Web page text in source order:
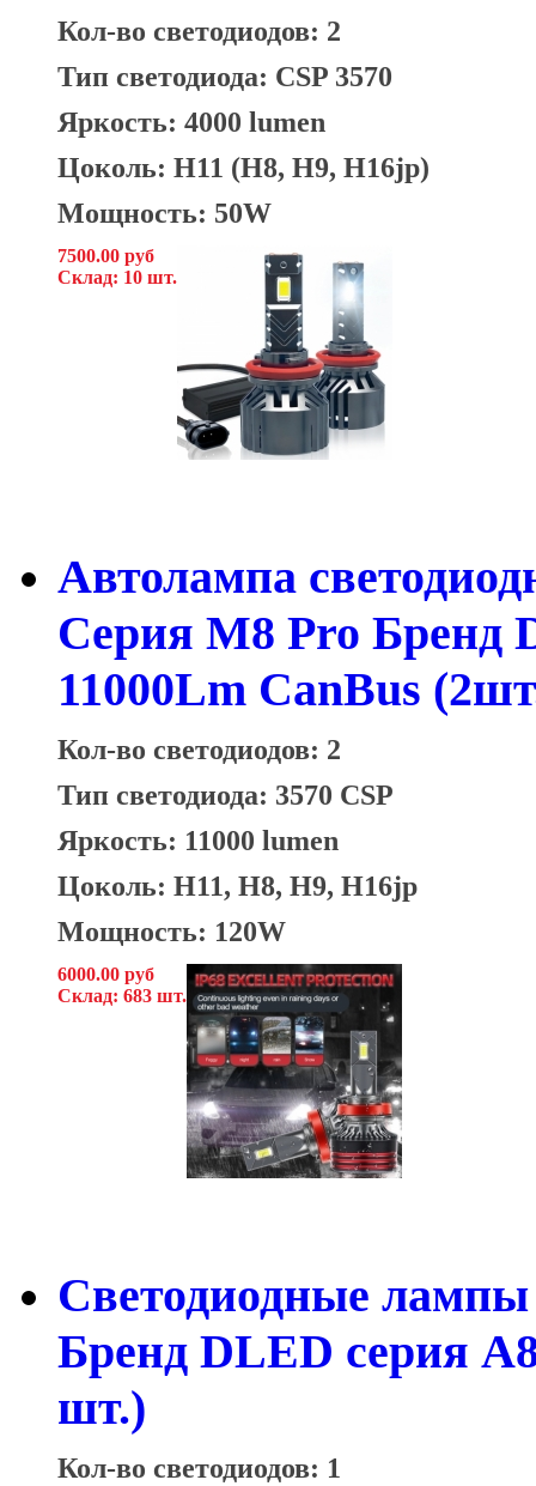
Кол-во светодиодов: 2
Тип светодиода: CSP 3570
Яркость: 4000 lumen
Цоколь: H11 (H8, H9, H16jp)
Мощность: 50W
7500.00 руб
Склад: 10 шт.
Автолампа
Серия M8 Pro Бренд
11000Lm CanBus
Кол-во светодиодов: 2
Тип светодиода: 3570 CSP
Яркость: 11000 lumen
Цоколь: H11, H8, H9, H16jp
Мощность: 120W
6000.00 руб
Склад: 683 шт.
Светодиодные лампы
Бренд DLED серия
шт.)
Кол-во светодиодов: 1